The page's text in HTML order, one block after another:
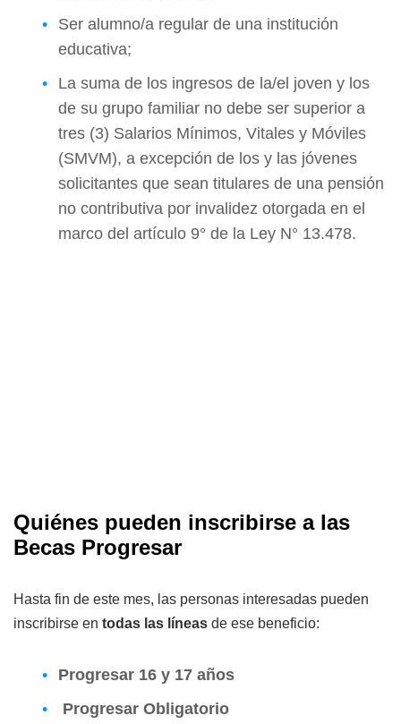
Ser alumno/a regular de una institución
educativa;
La suma de los ingresos de la/el joven y los
de su grupo familiar no debe ser superior a
tres (3) Salarios Mínimos, Vitales y Móviles
(SMVM), a excepción de los y las jóvenes
solicitantes que sean titulares de una pensión
no contributiva por invalidez otorgada en el
marco del artículo 9° de la Ley N° 13.478.
Quiénes pueden inscribirse a las
Becas Progresar
Hasta fin de este mes, las personas interesadas pueden
inscribirse en todas las líneas de ese beneficio:
Progresar 16 y 17 años
Progresar Obligatorio